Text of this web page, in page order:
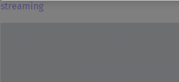
streaming